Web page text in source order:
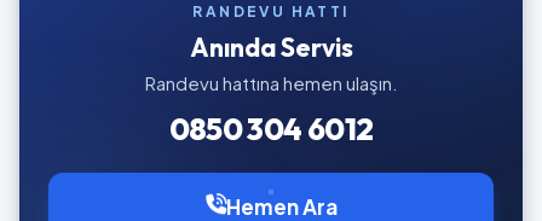
RANDEVU HATTI
Anında Servis
Randevu hattına hemen ulaşın.
0850 304 6012
Hemen Ara